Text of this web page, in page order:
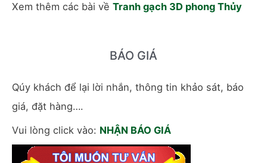
Xem thêm các bài về Tranh gạch 3D phong Thủy
BÁO GIÁ
Qúy khách để lại lời nhắn, thông tin khảo sát, báo
giá, đặt hàng….
Vui lòng click vào: NHẬN BÁO GIÁ